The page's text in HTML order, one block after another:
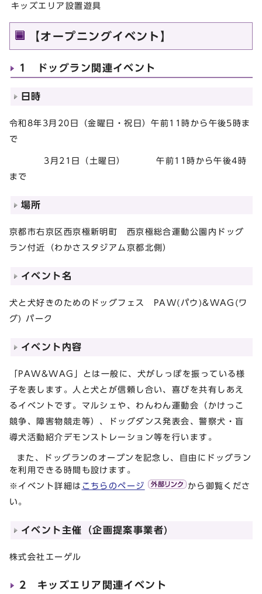
キッズエリア設置遊具
【オープニングイベント】
1 ドッグラン関連イベント
日時
令和8年3月20日（金曜日・祝日）午前11時から午後5時ま
で
3月21日（土曜日） 午前11時から午後4時
まで
場所
京都市右京区西京極新明町 西京極総合運動公園内ドッグ
ラン付近（わかさスタジアム京都北側）
イベント名
犬と犬好きのためのドッグフェス PAW(パウ)&WAG(ワ
グ) パーク
イベント内容
「PAW&WAG」とは一般に、犬がしっぽを振っている様
子を表します。人と犬とが信頼し合い、喜びを共有しあえ
るイベントです。マルシェや、わんわん運動会（かけっこ
競争、障害物競走等）、ドッグダンス発表会、警察犬・盲
導犬活動紹介デモンストレーション等を行います。
また、ドッグランのオープンを記念し、自由にドッグラン
を利用できる時間も設けます。
※イベント詳細は こちらのページ
から御覧くださ
い。
イベント主催（企画提案事業者)
株式会社エーゲル
2 キッズエリア関連イベント